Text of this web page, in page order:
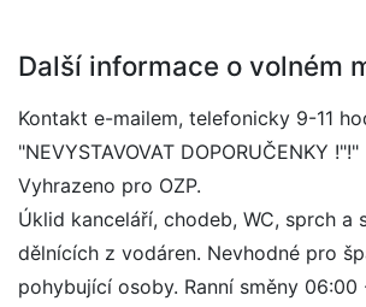
Další informace o volném
Kontakt e-mailem, telefonicky 9-11
"NEVYSTAVOVAT DOPORUČENKY !"!"
Vyhrazeno pro OZP.
Úklid kanceláří, chodeb, WC, sprch a
dělnících z vodáren. Nevhodné pro
pohybující osoby. Ranní směny 06:00